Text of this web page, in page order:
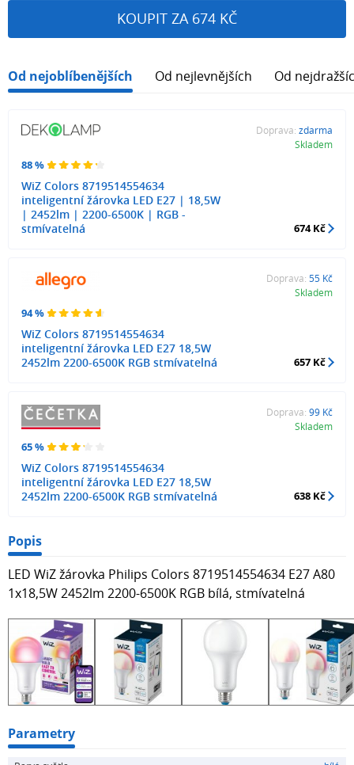
KOUPIT ZA 674 KČ
Od nejoblíbenějších Od nejlevnějších Od
88 %
WiZ Colors 8719514554634
inteligentní žárovka LED E27 | 18,5W
| 2452lm | 2200-6500K | RGB -
stmívatelná
Doprava: zdarma
Skladem
674 Kč
94 %
WiZ Colors 8719514554634
inteligentní žárovka LED E27 18,5W
2452lm 2200-6500K RGB stmívatelná
Doprava: 55 Kč
Skladem
657 Kč
65 %
WiZ Colors 8719514554634
inteligentní žárovka LED E27 18,5W
2452lm 2200-6500K RGB stmívatelná
Doprava: 99 Kč
Skladem
638 Kč
Popis
LED WiZ žárovka Philips Colors 8719514554634 E27 A80
1x18,5W 2452lm 2200-6500K RGB bílá, stmívatelná
Parametry